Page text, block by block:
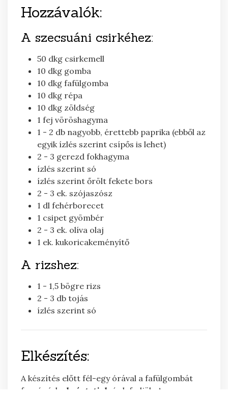
Hozzávalók:
A szecsuáni csirkéhez:
50 dkg csirkemell
10 dkg gomba
10 dkg fafülgomba
10 dkg répa
10 dkg zöldség
1 fej vöröshagyma
1 - 2 db nagyobb, érettebb paprika (ebből az
egyik ízlés szerint csípős is lehet)
2 - 3 gerezd fokhagyma
ízlés szerint só
ízlés szerint őrölt fekete bors
2 - 3 ek. szójaszósz
1 dl fehérborecet
1 csipet gyömbér
2 - 3 ek. olíva olaj
1 ek. kukoricakeményítő
A rizshez:
1 - 1,5 bögre rizs
2 - 3 db tojás
ízlés szerint só
Elkészítés:
A készítés előtt fél-egy órával a fafülgombát
forró vízbe beáztatjuk és lefedjük. A